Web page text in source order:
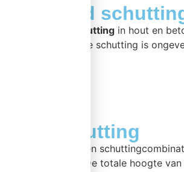
Standaard
standaard schutting in hout en
De hoogte van deze schutting is
Luxe schutting
Luxe schutting is een
van 130 cm hoog. De totale hoogte